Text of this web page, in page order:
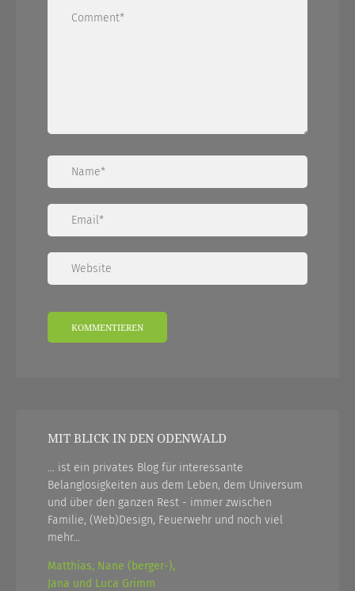
MIT BLICK IN DEN ODENWALD
... ist ein privates Blog für interessante
Belanglosigkeiten aus dem Leben, dem Universum
und über den ganzen Rest - immer zwischen
Familie, (Web)Design, Feuerwehr und noch viel
mehr...
Matthias, Nane (berger-),
Jana und Luca Grimm